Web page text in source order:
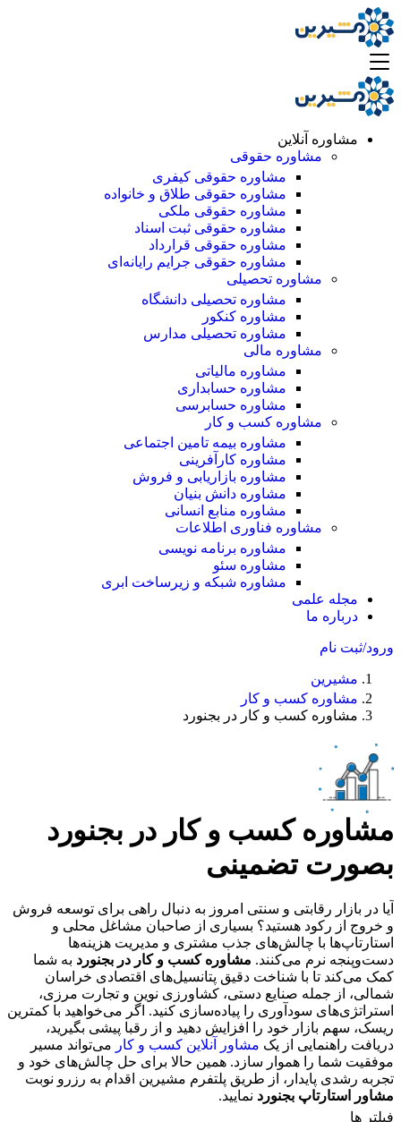
مشاوره آنلاین
مشاوره حقوقی
مشاوره حقوقی کیفری
مشاوره حقوقی طلاق و خانواده
مشاوره حقوقی ملکی
مشاوره حقوقی ثبت اسناد
مشاوره حقوقی قرارداد
مشاوره حقوقی جرایم رایانه‌ای
مشاوره تحصیلی
مشاوره تحصیلی دانشگاه
مشاوره کنکور
مشاوره تحصیلی مدارس
مشاوره مالی
مشاوره مالیاتی
مشاوره حسابداری
مشاوره حسابرسی
مشاوره کسب و کار
مشاوره بیمه تامین اجتماعی
مشاوره کارآفرینی
مشاوره بازاریابی و فروش
مشاوره دانش بنیان
مشاوره منابع انسانی
مشاوره فناوری اطلاعات
مشاوره برنامه نویسی
مشاوره سئو
مشاوره شبکه و زیرساخت ابری
مجله علمی
درباره ما
ورود/ثبت نام
مشیرین
مشاوره کسب و کار
مشاوره کسب و کار در بجنورد
مشاوره کسب و کار در بجنورد
بصورت تضمینی
آیا در بازار رقابتی و سنتی امروز به دنبال راهی برای توسعه فروش
و خروج از رکود هستید؟ بسیاری از صاحبان مشاغل محلی و
استارتاپ‌ها با چالش‌های جذب مشتری و مدیریت هزینه‌ها
دست‌وپنجه نرم می‌کنند. مشاوره کسب و کار در بجنورد به شما
کمک می‌کند تا با شناخت دقیق پتانسیل‌های اقتصادی خراسان
شمالی، از جمله صنایع دستی، کشاورزی نوین و تجارت مرزی،
استراتژی‌های سودآوری را پیاده‌سازی کنید. اگر می‌خواهید با کمترین
ریسک، سهم بازار خود را افزایش دهید و از رقبا پیشی بگیرید،
دریافت راهنمایی از یک مشاور آنلاین کسب و کار می‌تواند مسیر
موفقیت شما را هموار سازد. همین حالا برای حل چالش‌های خود و
تجربه رشدی پایدار، از طریق پلتفرم مشیرین اقدام به رزرو نوبت
مشاور استارتاپ بجنورد نمایید.
فیلتر ها